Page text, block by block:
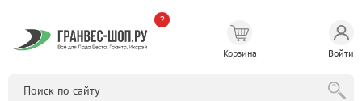
?
Корзина Войти